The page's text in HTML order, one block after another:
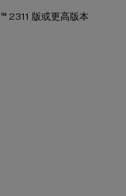
™2311 版或更高版本